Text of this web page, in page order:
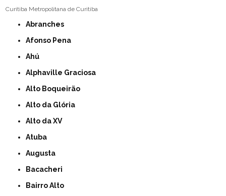
Curitiba Metropolitana de Curitiba
Abranches
Afonso Pena
Ahú
Alphaville Graciosa
Alto Boqueirão
Alto da Glória
Alto da XV
Atuba
Augusta
Bacacheri
Bairro Alto